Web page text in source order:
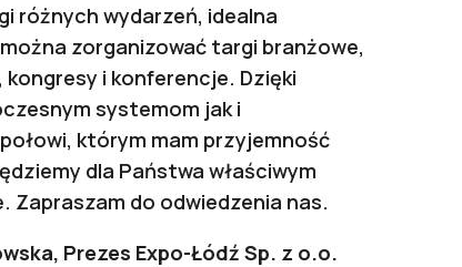
różnych wydarzeń, idealna
zorganizować targi branżowe,
i konferencje. Dzięki
systemom jak i
którym mam przyjemność
dla Państwa właściwym
Zapraszam do odwiedzenia nas.
Prezes Expo-Łódź Sp. z o.o.